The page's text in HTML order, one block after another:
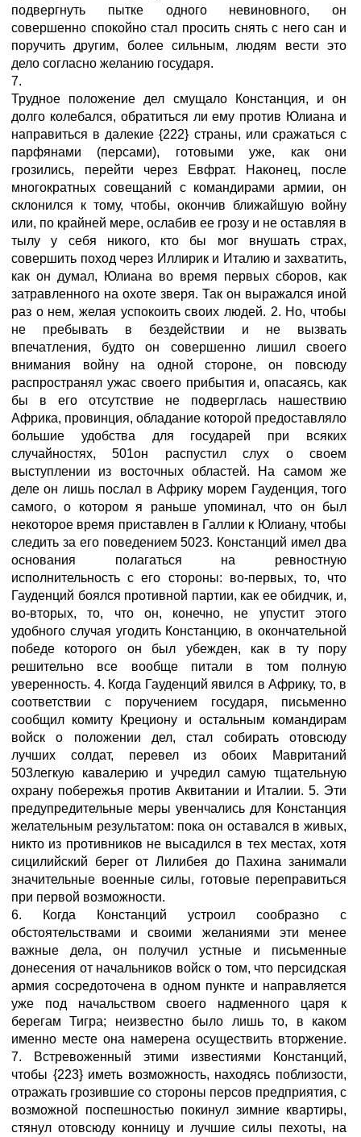
подвергнуть пытке одного невиновного, он
совершенно спокойно стал просить снять с него сан и
поручить другим, более сильным, людям вести это
дело согласно желанию государя.
7.
Трудное положение дел смущало Констанция, и он
долго колебался, обратиться ли ему против Юлиана и
направиться в далекие {222} страны, или сражаться с
парфянами (персами), готовыми уже, как они
грозились, перейти через Евфрат. Наконец, после
многократных совещаний с командирами армии, он
склонился к тому, чтобы, окончив ближайшую войну
или, по крайней мере, ослабив ее грозу и не оставляя в
тылу у себя никого, кто бы мог внушать страх,
совершить поход через Иллирик и Италию и захватить,
как он думал, Юлиана во время первых сборов, как
затравленного на охоте зверя. Так он выражался иной
раз о нем, желая успокоить своих людей. 2. Но, чтобы
не пребывать в бездействии и не вызвать
впечатления, будто он совершенно лишил своего
внимания войну на одной стороне, он повсюду
распространял ужас своего прибытия и, опасаясь, как
бы в его отсутствие не подверглась нашествию
Африка, провинция, обладание которой предоставляло
большие удобства для государей при всяких
случайностях, 501он распустил слух о своем
выступлении из восточных областей. На самом же
деле он лишь послал в Африку морем Гауденция, того
самого, о котором я раньше упоминал, что он был
некоторое время приставлен в Галлии к Юлиану, чтобы
следить за его поведением 5023. Констанций имел два
основания полагаться на ревностную
исполнительность с его стороны: во-первых, то, что
Гауденций боялся противной партии, как ее обидчик, и,
во-вторых, то, что он, конечно, не упустит этого
удобного случая угодить Констанцию, в окончательной
победе которого он был убежден, как в ту пору
решительно все вообще питали в том полную
уверенность. 4. Когда Гауденций явился в Африку, то, в
соответствии с поручением государя, письменно
сообщил комиту Крециону и остальным командирам
войск о положении дел, стал собирать отовсюду
лучших солдат, перевел из обоих Мавританий
503легкую кавалерию и учредил самую тщательную
охрану побережья против Аквитании и Италии. 5. Эти
предупредительные меры увенчались для Констанция
желательным результатом: пока он оставался в живых,
никто из противников не высадился в тех местах, хотя
сицилийский берег от Лилибея до Пахина занимали
значительные военные силы, готовые переправиться
при первой возможности.
6. Когда Констанций устроил сообразно с
обстоятельствами и своими желаниями эти менее
важные дела, он получил устные и письменные
донесения от начальников войск о том, что персидская
армия сосредоточена в одном пункте и направляется
уже под начальством своего надменного царя к
берегам Тигра; неизвестно было лишь то, в каком
именно месте она намерена осуществить вторжение.
7. Встревоженный этими известиями Констанций,
чтобы {223} иметь возможность, находясь поблизости,
отражать грозившие со стороны персов предприятия, с
возможной поспешностью покинул зимние квартиры,
стянул отовсюду конницу и лучшие силы пехоты, на